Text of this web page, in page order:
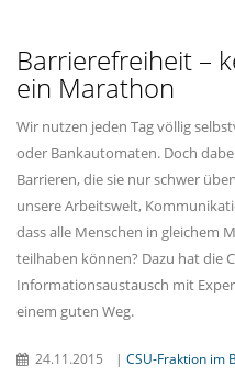
Barrierefreiheit –
ein Marathon
Wir nutzen jeden Tag völlig
oder Bankautomaten. Doch
Barrieren, die sie nur schwer
unsere Arbeitswelt,
dass alle Menschen in gleichem
teilhaben können? Dazu hat die
Informationsaustausch mit
einem guten Weg.
24.11.2015 | CSU-Fraktion im